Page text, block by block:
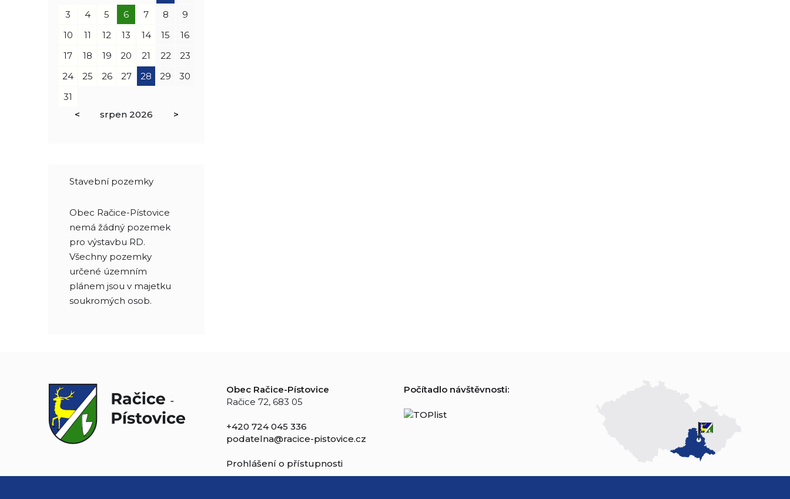
3
4 5 6 7 8
9
10
11 12 13 14 15
16
17
18 19 20 21 22
23
24
25 26 27 28 29
30
31
<
srpen 2026 >
Stavební pozemky
Obec Račice-Pístovice
nemá žádný pozemek
pro výstavbu RD.
Všechny pozemky
určené územním
plánem jsou v majetku
soukromých osob.
Obec Račice-Pístovice
Račice 72, 683 05
+420 724 045 336
podatelna@racice-pistovice.cz
Prohlášení o přístupnosti
Počítadlo návštěvnosti: